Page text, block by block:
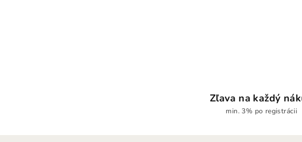
Zľava na každý
min. 3% po registrácii